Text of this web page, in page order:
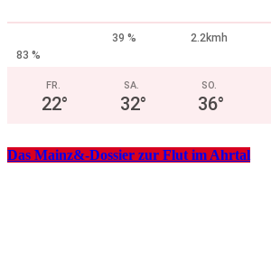
39 %
2.2kmh
83 %
FR.
22°
SA.
32°
SO.
36°
Das Mainz&-Dossier zur Flut im Ahrtal